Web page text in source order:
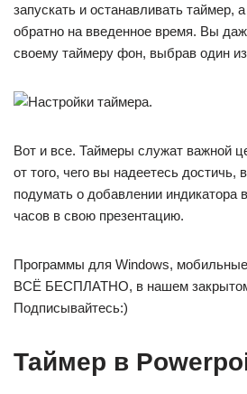
запускать и останавливать таймер,
обратно на введенное время. Вы
своему таймеру фон, выбрав один
Вот и все. Таймеры служат важной
от того, чего вы надеетесь достичь,
подумать о добавлении индикатора
часов в свою презентацию.
Программы для Windows,
ВСЁ БЕСПЛАТНО, в нашем
Подписывайтесь:)
Таймер в